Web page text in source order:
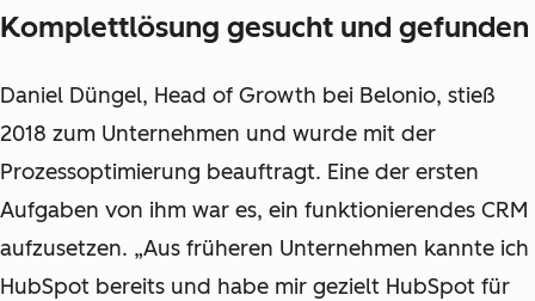
Komplettlösung gesucht und gefunden
Daniel Düngel, Head of Growth bei Belonio, stieß
2018 zum Unternehmen und wurde mit der
Prozessoptimierung beauftragt. Eine der ersten
Aufgaben von ihm war es, ein funktionierendes CRM
aufzusetzen. „Aus früheren Unternehmen kannte ich
HubSpot bereits und habe mir gezielt HubSpot für